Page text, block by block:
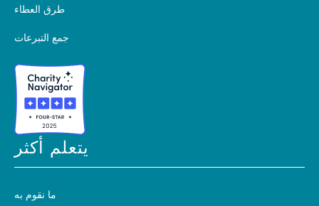
طرق العطاء
جمع التبرعات
يتعلم أكثر
ما نقوم به